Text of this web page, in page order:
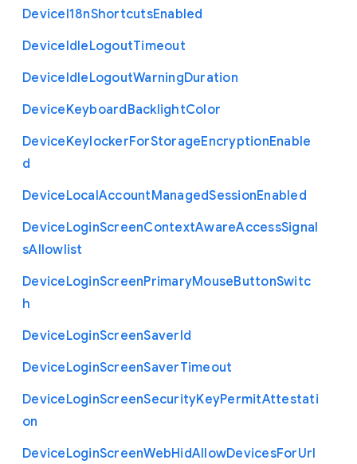
DeviceI18nShortcutsEnabled
DeviceIdleLogoutTimeout
DeviceIdleLogoutWarningDuration
DeviceKeyboardBacklightColor
DeviceKeylockerForStorageEncryptionEnable
d
DeviceLocalAccountManagedSessionEnabled
DeviceLoginScreenContextAwareAccessSignal
sAllowlist
DeviceLoginScreenPrimaryMouseButtonSwitc
h
DeviceLoginScreenSaverId
DeviceLoginScreenSaverTimeout
DeviceLoginScreenSecurityKeyPermitAttestati
on
DeviceLoginScreenWebHidAllowDevicesForUrl